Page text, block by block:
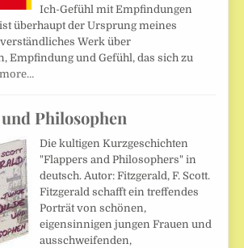
Ich-Gefühl mit Empfindungen
überhaupt der Ursprung meines
Werk über
Empfindung und Gefühl, das sich zu
Philosophen
Die kultigen Kurzgeschichten
"Flappers and Philosophers" in
deutsch. Autor: Fitzgerald, F. Scott.
Fitzgerald schafft ein treffendes
Porträt von schönen,
eigensinnigen jungen Frauen und
ausschweifenden,